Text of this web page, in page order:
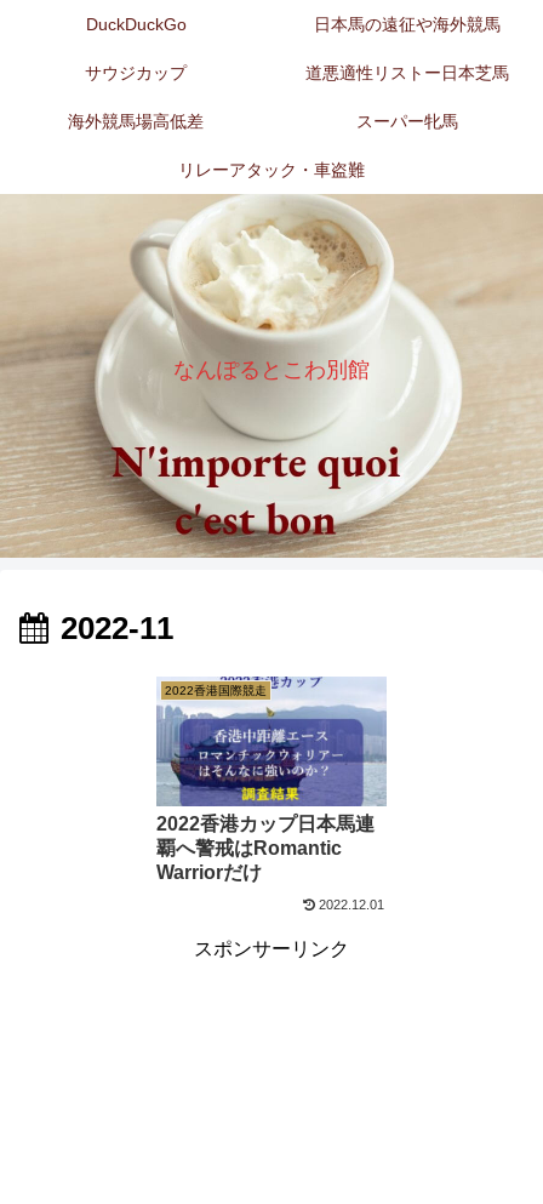
なんぽるとこわ別館
DuckDuckGo 日本馬の遠征や海外競馬
サウジカップ 道悪適性リストー日本芝馬
海外競馬場高低差 スーパー牝馬
リレーアタック・車盗難
2022-11
2022香港国際競走
2022香港カップ日本馬連
覇へ警戒はRomantic
Warriorだけ
2022.12.01
スポンサーリンク